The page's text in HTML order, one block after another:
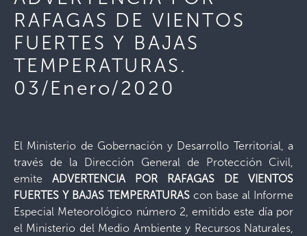
RAFAGAS DE VIENTOS
FUERTES Y BAJAS
TEMPERATURAS.
03/Enero/2020
El Ministerio de Gobernación y Desarrollo Territorial, a
través de la Dirección General de Protección Civil,
emite ADVERTENCIA POR RAFAGAS DE VIENTOS
FUERTES Y BAJAS TEMPERATURAS con base al Informe
Especial Meteorológico número 2, emitido este día por
el Ministerio del Medio Ambiente y Recursos Naturales,